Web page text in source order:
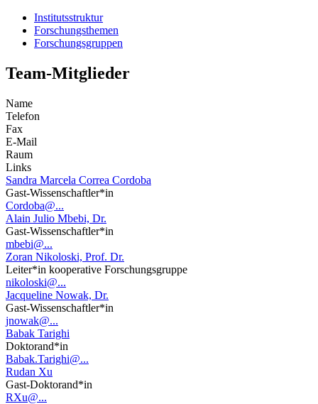
Institutsstruktur
Forschungsthemen
Forschungsgruppen
Team-Mitglieder
Name
Telefon
Fax
E-Mail
Raum
Links
Sandra Marcela Correa Cordoba
Gast-Wissenschaftler*in
Cordoba@...
Alain Julio Mbebi, Dr.
Gast-Wissenschaftler*in
mbebi@...
Zoran Nikoloski, Prof. Dr.
Leiter*in kooperative Forschungsgruppe
nikoloski@...
Jacqueline Nowak, Dr.
Gast-Wissenschaftler*in
jnowak@...
Babak Tarighi
Doktorand*in
Babak.Tarighi@...
Rudan Xu
Gast-Doktorand*in
RXu@...